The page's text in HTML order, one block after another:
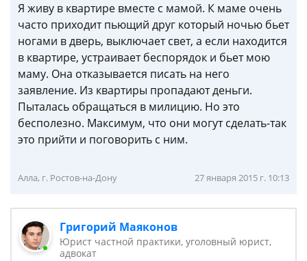
Я живу в квартире вместе с мамой. К маме очень
часто приходит пьющий друг который ночью бьет
ногами в дверь, выключает свет, а если находится
в квартире, устраивает беспорядок и бьет мою
маму. Она отказывается писать на него
заявление. Из квартиры пропадают деньги.
Пыталась обращаться в милицию. Но это
бесполезно. Максимум, что они могут сделать-так
это прийти и поговорить с ним.
Алла, г. Ростов-на-Дону 27 января 2015 г. 10:13
Григорий Маяконов
Юрист частной практики, уголовный юрист,
адвокат